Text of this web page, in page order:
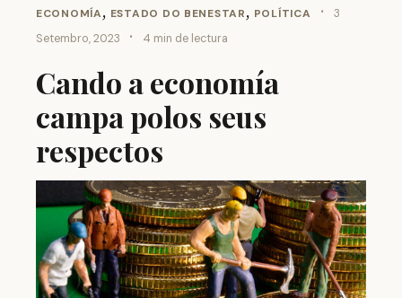
ECONOMÍA, ESTADO DO BENESTAR, POLÍTICA ·
3
Setembro, 2023
· 4 min de lectura
Cando a economía
campa polos seus
respectos